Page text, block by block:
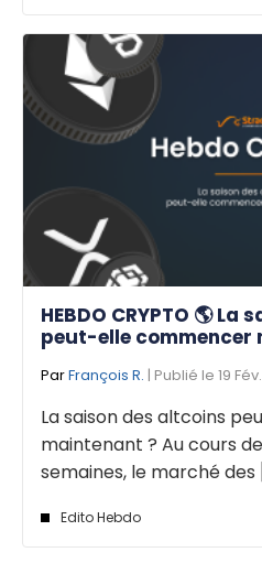
HEBDO CRYPTO 🌎
peut-elle commencer
ParFrançois R. | Publié le 19
La saison des altcoins
maintenant ? Au cours
semaines, le marché des
Edito Hebdo